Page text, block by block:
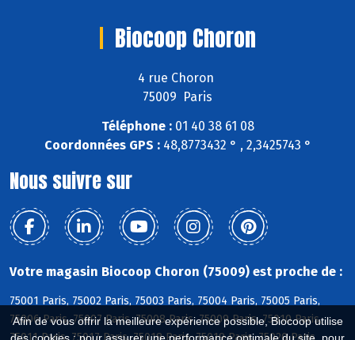
Afin de vous offrir la meilleure expérience possible, Biocoop utilise
Biocoop Choron
4 rue Choron
75009 Paris
Téléphone :01 40 38 61 08
Coordonnées GPS :48,8773432 ° , 2,3425743 °
Nous suivre sur
Votre magasin Biocoop Choron (75009) est proche de :
75001 Paris, 75002 Paris, 75003 Paris, 75004 Paris, 75005 Paris,
75006 Paris, 75007 Paris, 75008 Paris, 75009 Paris, 75010 Paris,
75011 Paris, 75017 Paris, 75018 Paris, 75019 Paris, 75020 Paris